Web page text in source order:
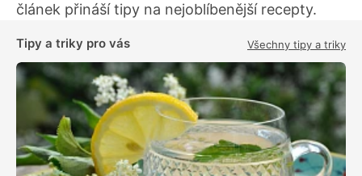
článek přináší tipy na nejoblíbenější recepty.
Tipy a triky pro vás Všechny tipy a triky